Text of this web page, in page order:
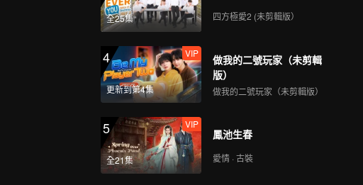
全25集 四方極愛2 (未剪輯版）
4
更新到第4集
VIP
做我的二號玩家（未剪輯
版）
做我的二號玩家（未剪輯版）
5
全21集
VIP
鳳池生春
愛情 · 古裝